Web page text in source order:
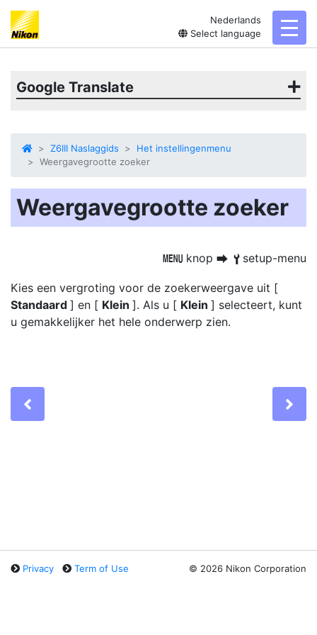
Nederlands
Select language
Google Translate
Z6III Naslaggids
Het instellingenmenu
Weergavegrootte zoeker
Weergavegrootte zoeker
G knop U B setup-menu
Kies een vergroting voor de zoekerweergave uit [
Standaard ] en [ Klein ]. Als u [ Klein ] selecteert, kunt
u gemakkelijker het hele onderwerp zien.
Privacy Term of Use © 2026 Nikon Corporation